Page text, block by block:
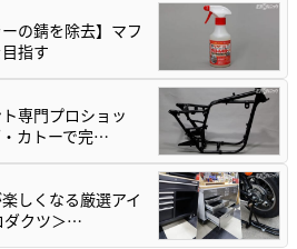
の錆を除去】マフ
指す
専門プロショッ
カトーで完…
しくなる厳選アイ
ダクツ＞…